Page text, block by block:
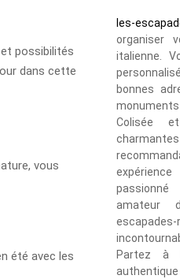
possibilités
dans cette
vous
été avec les
les-
organiser
italienne.
bonnes
Colisée
amateur
escapades-
Partez à
authentique